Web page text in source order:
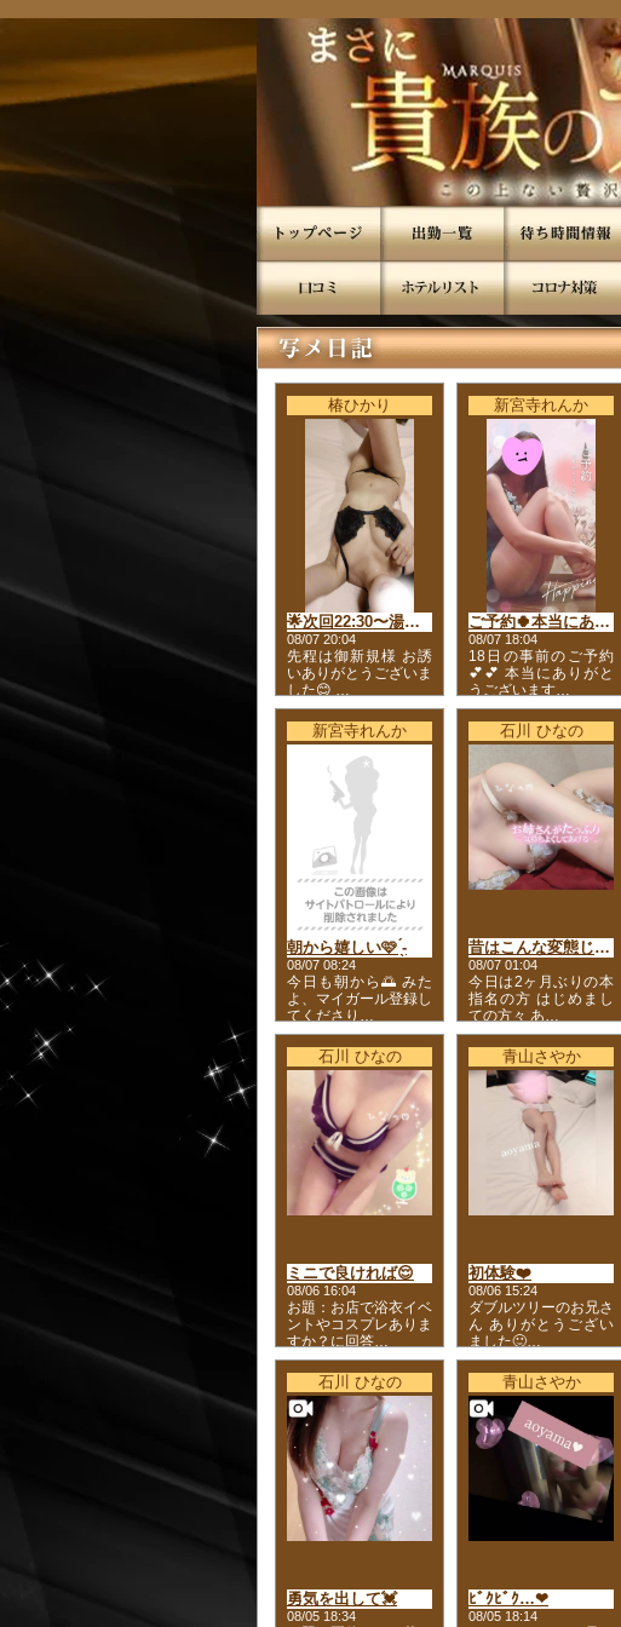
椿ひかり
🌟次回22:30〜湯田方面発
08/07 20:04
先程は御新規様 お誘
いありがとうございま
した😊 …
新宮寺れんか
ご予約🍀本当にありがとうございます💕💕
08/07 18:04
18日の事前のご予約
💕💕 本当にありがと
うございます…
新宮寺れんか
朝から嬉しい🩷 ̖́-
08/07 08:24
今日も朝から🌅 みた
よ、マイガール登録し
てくださり…
石川 ひなの
昔はこんな変態じゃなかったのに💓
08/07 01:04
今日は2ヶ月ぶりの本
指名の方 はじめまし
ての方々 あ…
石川 ひなの
ミニで良ければ😌
08/06 16:04
お題：お店で浴衣イベ
ントやコスプレありま
すか？に回答…
青山さやか
初体験❤️
08/06 15:24
ダブルツリーのお兄さ
ん ありがとうござい
ました🙂…
石川 ひなの
勇気を出して💓
08/05 18:34
青山さやか
ﾋﾞｸﾋﾞｸ…❤
08/05 18:14